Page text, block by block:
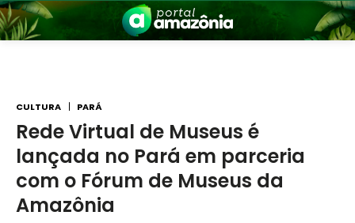
CULTURA PARÁ
Rede Virtual de Museus é
lançada no Pará em parceria
com o Fórum de Museus da
Amazônia